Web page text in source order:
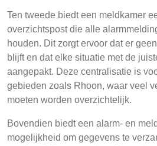
Ten tweede biedt een meldkamer
overzichtspost die alle
houden. Dit zorgt ervoor dat er
blijft en dat elke situatie met de
aangepakt. Deze centralisatie is
gebieden zoals Rhoon, waar veel
moeten worden overzichtelijk.
Bovendien biedt een alarm- en
mogelijkheid om gegevens te